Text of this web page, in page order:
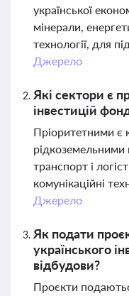
української
мінерали,
технології, для
Джерело
Які сектори є
інвестицій
Пріоритетними є
рідкоземельними
транспорт і
комунікаційні
Джерело
Як подати
українського
відбудови?
Проєкти